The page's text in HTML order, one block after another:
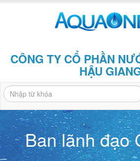
CÔNG TY CỔ PHẦN
HẬU
Ban lãnh đạo